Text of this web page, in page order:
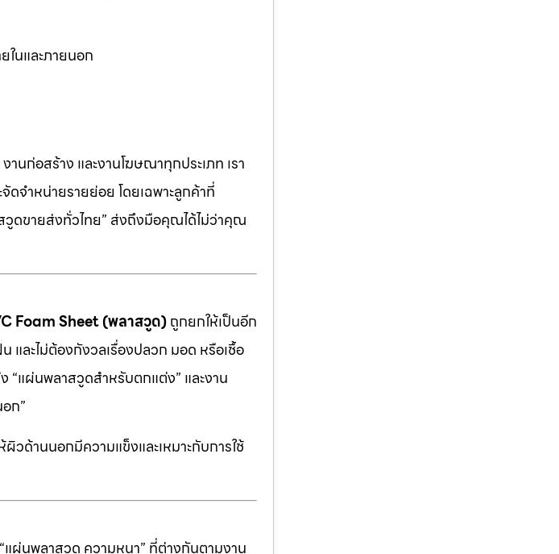
ในและภายนอก
ก่อสร้าง และงานโฆษณาทุกประเภท เรา
จัดจำหน่ายรายย่อย โดยเฉพาะลูกค้าที่
ดขายส่งทั่วไทย” ส่งถึงมือคุณได้ไม่ว่าคุณ
Foam Sheet (พลาสวูด)ถูกยกให้เป็นอีก
ละไม่ต้องกังวลเรื่องปลวก มอด หรือเชื้อ
“แผ่นพลาสวูดสำหรับตกแต่ง” และงาน
ก”
ด้านนอกมีความแข็งและเหมาะกับการใช้
ผ่นพลาสวูด ความหนา” ที่ต่างกันตามงาน